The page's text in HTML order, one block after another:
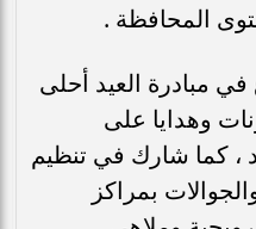
مبادرة العيد أحلى
وهدايا على
، كما شارك في تنظيم
بمراكز